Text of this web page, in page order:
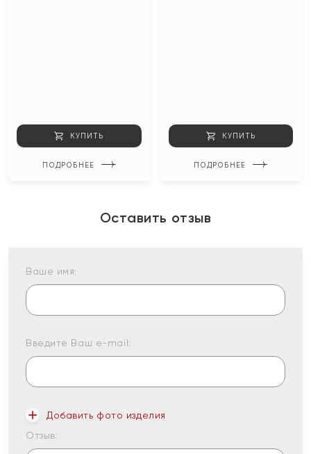
КУПИТЬ
ПОДРОБНЕЕ
КУПИТЬ
ПОДРОБНЕЕ
Оставить отзыв
Ваше имя:
Введите Ваш e-mail:
Добавить фото изделия
Отзыв: